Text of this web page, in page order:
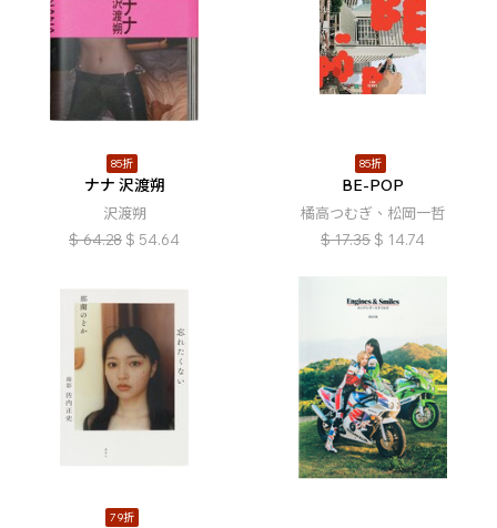
85折
ナナ 沢渡朔
沢渡朔
$ 64.28 $ 54.64
85折
BE-POP
橘高つむぎ、松岡一哲
$ 17.35 $ 14.74
79折